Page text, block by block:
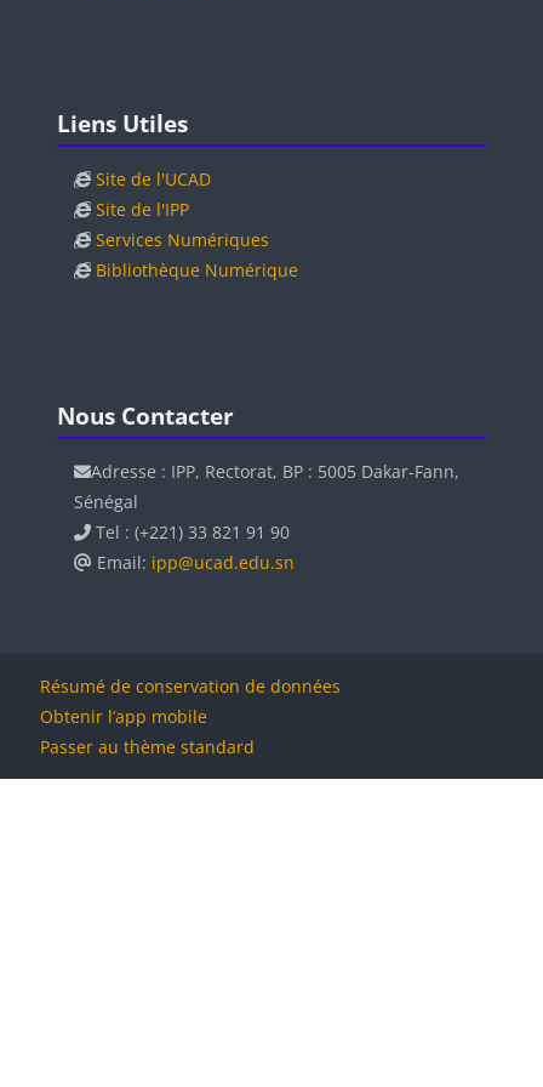
Blocs
Liens Utiles
Site de l'UCAD
Site de l'IPP
Services Numériques
Bibliothèque Numérique
Blocs
Nous Contacter
Adresse : IPP, Rectorat, BP : 5005 Dakar-Fann,
Sénégal
Tel : (+221) 33 821 91 90
Email: ipp@ucad.edu.sn
Résumé de conservation de données
Obtenir l’app mobile
Passer au thème standard